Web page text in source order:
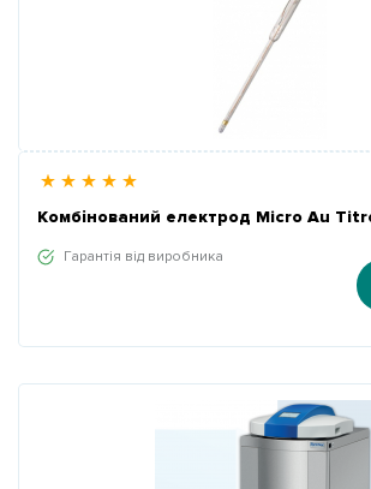
Комбінований електрод Micro Au
Гарантія від виробника